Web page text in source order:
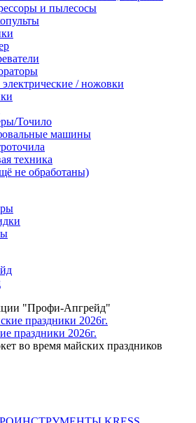
и пылесосы
/ ножовки
Точило
машины
техника
не обработаны)
"Профи-Апгрейд"
праздники 2026г.
во время майских праздников